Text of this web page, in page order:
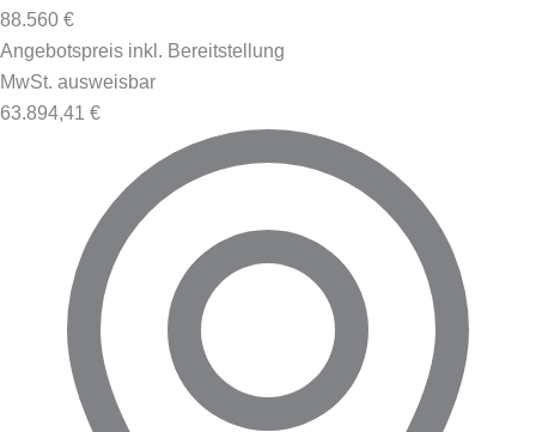
88.560 €
Angebotspreis inkl. Bereitstellung
MwSt. ausweisbar
63.894,41 €